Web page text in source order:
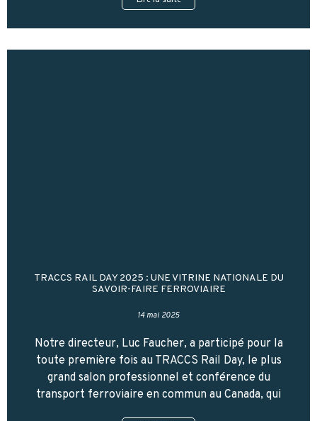
TRACCS RAIL DAY 2025 : UNE VITRINE NATIONALE DU
SAVOIR-FAIRE FERROVIAIRE
14 mai 2025
Notre directeur, Luc Faucher, a participé pour la
toute première fois au TRACCS Rail Day, le plus
grand salon professionnel et conférence du
transport ferroviaire en commun au Canada, qui